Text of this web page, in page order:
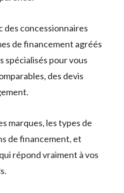
des concessionnaires
de financement agréés
spécialisés pour vous
des devis
marques, les types de
de financement, et
répond vraiment à vos